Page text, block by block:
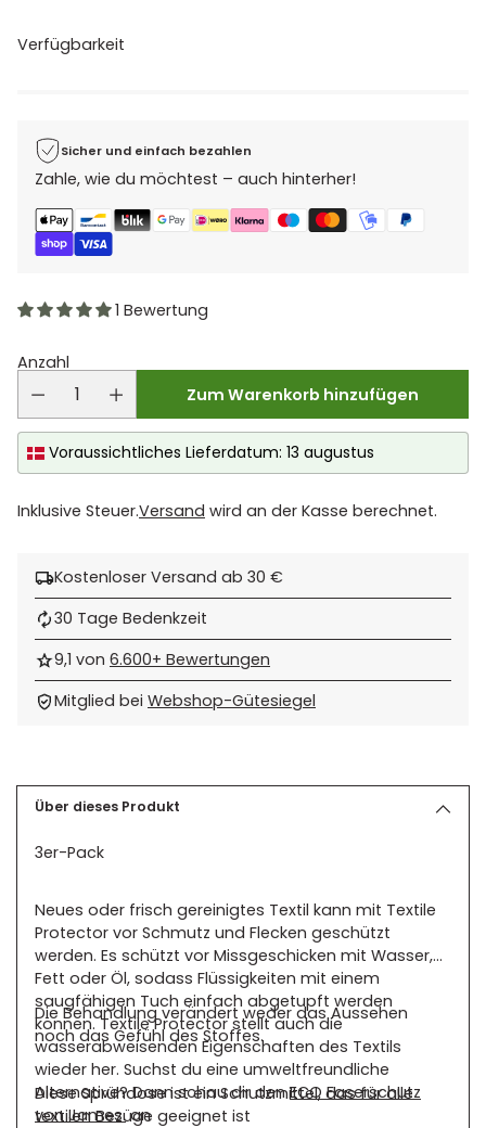
Verfügbarkeit
Sicher und einfach bezahlen
Zahle, wie du möchtest – auch hinterher!
1 Bewertung
Anzahl
Zum Warenkorb hinzufügen
Voraussichtliches Lieferdatum: 13 augustus
Inklusive Steuer.Versand wird an der Kasse berechnet.
Kostenloser Versand ab 30 €
30 Tage Bedenkzeit
9,1 von 6.600+ Bewertungen
Mitglied bei Webshop-Gütesiegel
in
den
legen
Über dieses Produkt
3er-Pack
Neues oder frisch gereinigtes Textil kann mit Textile
Protector vor Schmutz und Flecken geschützt
werden. Es schützt vor Missgeschicken mit Wasser,
Fett oder Öl, sodass Flüssigkeiten mit einem
saugfähigen Tuch einfach abgetupft werden
können. Textile Protector stellt auch die
wasserabweisenden Eigenschaften des Textils
wieder her. Suchst du eine umweltfreundliche
Alternative? Dann schau dir denECO Faserschutz
von James.an
Die Behandlung verändert weder das Aussehen
noch das Gefühl des Stoffes.
Diese Sprühdose ist ein Schutzmittel, das für alle
textilen Bezüge geeignet ist